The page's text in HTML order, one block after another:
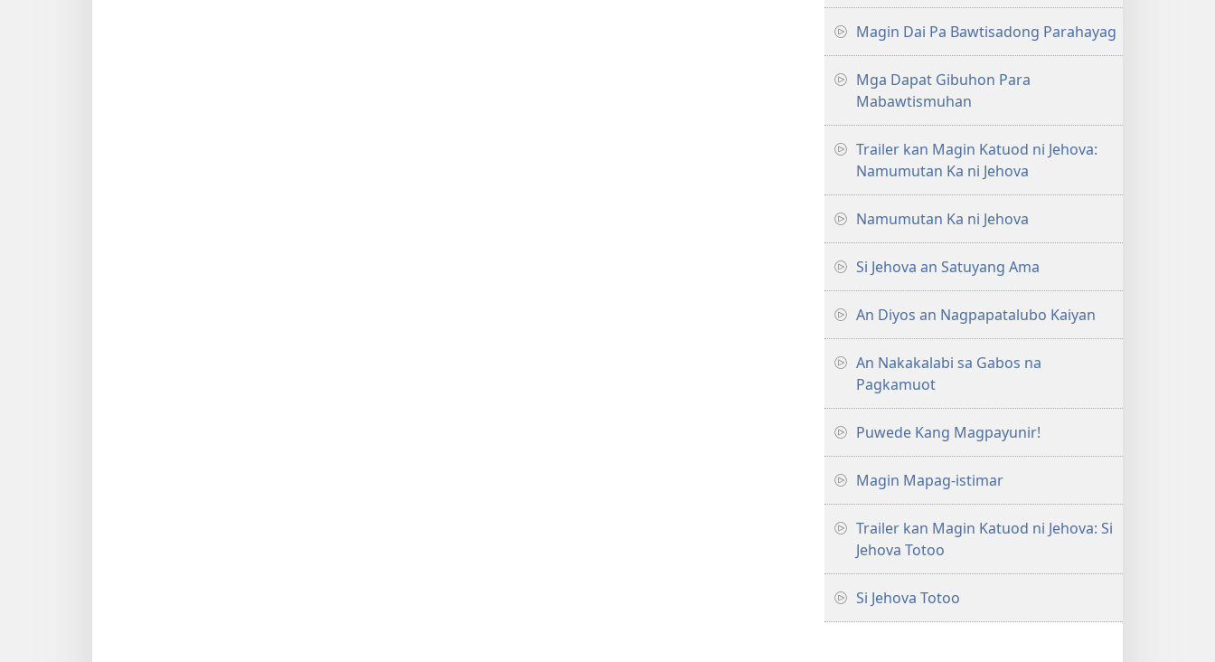
Magin Dai Pa Bawtisadong Parahayag
Mga Dapat Gibuhon Para
Mabawtismuhan
Trailer kan Magin Katuod ni Jehova:
Namumutan Ka ni Jehova
Namumutan Ka ni Jehova
Si Jehova an Satuyang Ama
An Diyos an Nagpapatalubo Kaiyan
An Nakakalabi sa Gabos na
Pagkamuot
Puwede Kang Magpayunir!
Magin Mapag-istimar
Trailer kan Magin Katuod ni Jehova: Si
Jehova Totoo
Si Jehova Totoo